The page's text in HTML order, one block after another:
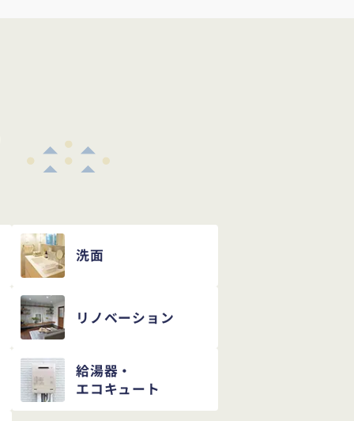
洗面
リノベーション
給湯器・
エコキュート